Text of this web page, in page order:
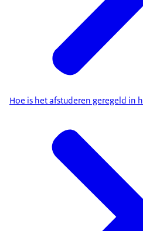
Hoe is het afstuderen geregeld in